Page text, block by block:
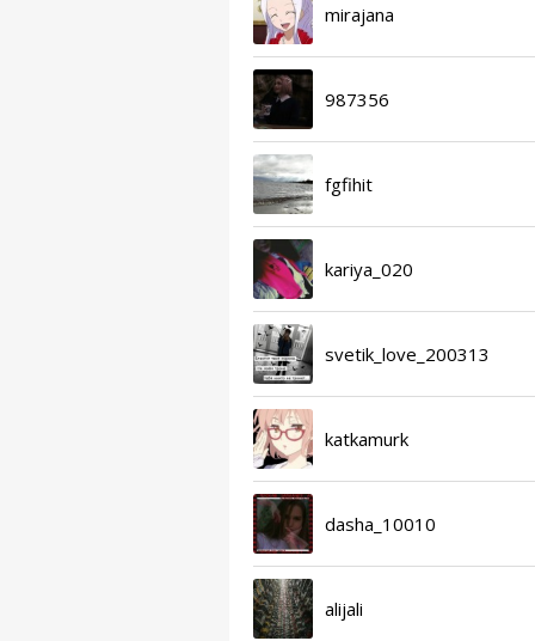
mirajana
987356
fgfihit
kariya_020
svetik_love_200313
katkamurk
dasha_10010
alijali